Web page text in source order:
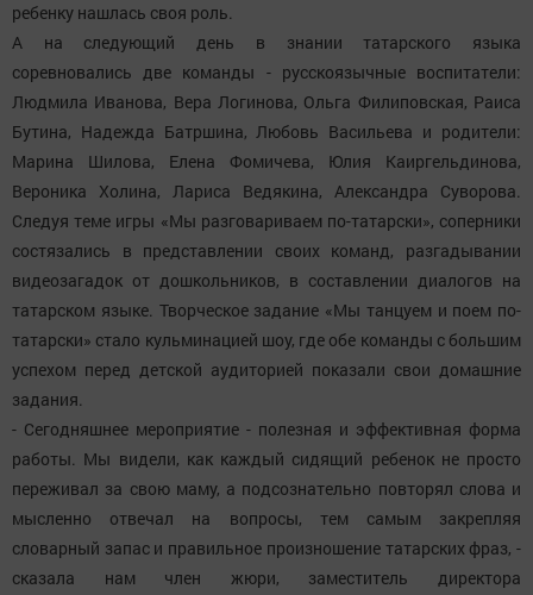
ребенку нашлась своя роль.
А на следующий день в знании татарского языка
соревновались две команды - русскоязычные воспитатели:
Людмила Иванова, Вера Логинова, Ольга Филиповская, Раиса
Бутина, Надежда Батршина, Любовь Васильева и родители:
Марина Шилова, Елена Фомичева, Юлия Каиргельдинова,
Вероника Холина, Лариса Ведякина, Александра Суворова.
Следуя теме игры «Мы разговариваем по-татарски», соперники
состязались в представлении своих команд, разгадывании
видеозагадок от дошкольников, в составлении диалогов на
татарском языке. Творческое задание «Мы танцуем и поем по-
татарски» стало кульминацией шоу, где обе команды с большим
успехом перед детской аудиторией показали свои домашние
задания.
- Сегодняшнее мероприятие - полезная и эффективная форма
работы. Мы видели, как каждый сидящий ребенок не просто
переживал за свою маму, а подсознательно повторял слова и
мысленно отвечал на вопросы, тем самым закрепляя
словарный запас и правильное произношение татарских фраз, -
сказала нам член жюри, заместитель директора